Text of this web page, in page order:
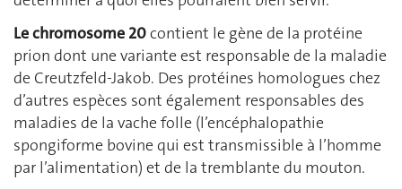
Le chromosome 20contient le gène de la protéine
prion dont une variante est responsable de la maladie
de Creutzfeld-Jakob. Des protéines homologues chez
d’autres espèces sont également responsables des
maladies de la vache folle (l’encéphalopathie
spongiforme bovine qui est transmissible à l’homme
par l’alimentation) et de la tremblante du mouton.